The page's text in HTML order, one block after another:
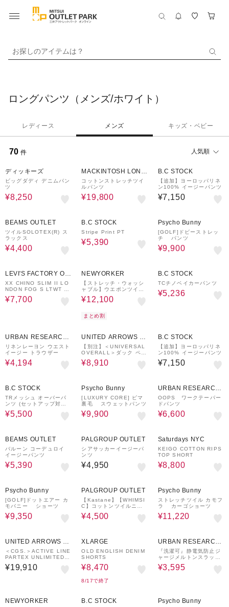
お探しのアイテムは？
ロングパンツ（メンズ/ホワイト）
レディース メンズ キッズ・ベビー
70 件 人気順
ディッキーズ
ビッグダディ デニムパン
ツ
¥8,250
MACKINTOSH LOND
ON
コットンストレッチツイ
ルパンツ
¥19,800
B.C STOCK
【追加】ヨーロッパリネ
ン100% イージーパンツ
¥7,150
BEAMS OUTLET
ツイルSOLOTEX(R) ス
ラックス
¥4,400
B.C STOCK
Stripe Print PT
¥5,390
Psycho Bunny
[GOLF]ドビーストレッ
チ パンツ
¥9,900
LEVI'S FACTORY OU
TLET
XX CHINO SLIM II LO
NDON FOG S LTWT R
EPRE
¥7,700
NEWYORKER
【ストレッチ・ウォッシ
ャブル】ウエポンツイル
ストレッチ ウエストアジ
ャストパンツ
¥12,100
まとめ割
B.C STOCK
TCチノベイカーパンツ
¥5,236
URBAN RESEARCH
ware house
リネンレーヨン ウエスト
イージー トラウザー
¥4,194
UNITED ARROWS O
UTLET
【別注】＜UNIVERSAL
OVERALL＞ダック ペイ
ンター パンツ
¥8,910
B.C STOCK
【追加】ヨーロッパリネ
ン100% イージーパンツ
¥7,150
B.C STOCK
TRメッシュ オーバーパ
ンツ (セットアップ対応
可能)
¥5,500
Psycho Bunny
[LUXURY CORE] ピマ
裏毛 スウェットパンツ
¥9,900
URBAN RESEARCH
ware house
OOPS ワークテーパー
ドパンツ
¥6,600
BEAMS OUTLET
バルーン コーデュロイ
イージーパンツ
¥5,390
PALGROUP OUTLET
シアサッカーイージーパ
ンツ
¥4,950
Saturdays NYC
KEIGO COTTON RIPS
TOP SHORT
¥8,800
Psycho Bunny
[GOLF]ドットエアー カ
モバニー ショーツ
¥9,350
PALGROUP OUTLET
【Kastane】【WHIMSI
C】コットンツイルニー
タックパンツ
¥4,500
Psycho Bunny
ストレッチツイル カモフ
ラ カーゴショーツ
¥11,220
UNITED ARROWS O
UTLET
＜CGS.＞ACTIVE LINE
PARTEX UNLIMITED
フィールド パンツ
¥19,910
XLARGE
OLD ENGLISH DENIM
SHORTS
¥8,470
8/17で終了
URBAN RESEARCH
ware house
『洗濯可』静電気防止ジ
ャージメルトンスラック
ス
¥3,595
NEWYORKER B.C STOCK Psycho Bunny